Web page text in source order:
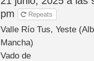
pm
Repeats
Valle Río Tus, Yeste
Mancha)
Vado de